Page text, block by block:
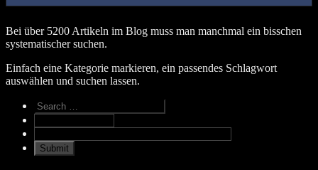
Bei über 5200 Artikeln im Blog muss man manchmal ein bisschen
systematischer suchen.
Einfach eine Kategorie markieren, ein passendes Schlagwort
auswählen und suchen lassen.